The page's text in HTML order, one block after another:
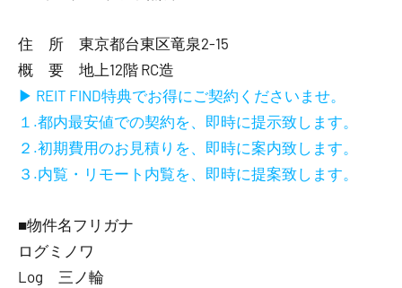
住 所 東京都台東区竜泉2-15
概 要 地上12階 RC造
▶ REIT FIND特典でお得にご契約くださいませ。
１.都内最安値での契約を、即時に提示致します。
２.初期費用のお見積りを、即時に案内致します。
３.内覧・リモート内覧を、即時に提案致します。
■物件名フリガナ
ログミノワ
Log 三ノ輪